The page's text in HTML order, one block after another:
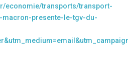
economie/transports/transport-
presente-le-tgv-du-